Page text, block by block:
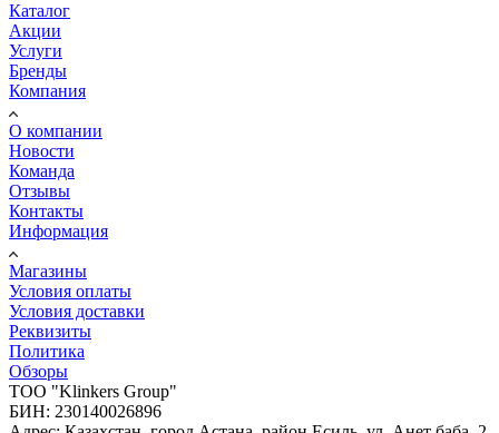
Каталог
Акции
Услуги
Бренды
Компания
О компании
Новости
Команда
Отзывы
Контакты
Информация
Магазины
Условия оплаты
Условия доставки
Реквизиты
Политика
Обзоры
TOO "Klinkers Group"
БИН: 230140026896